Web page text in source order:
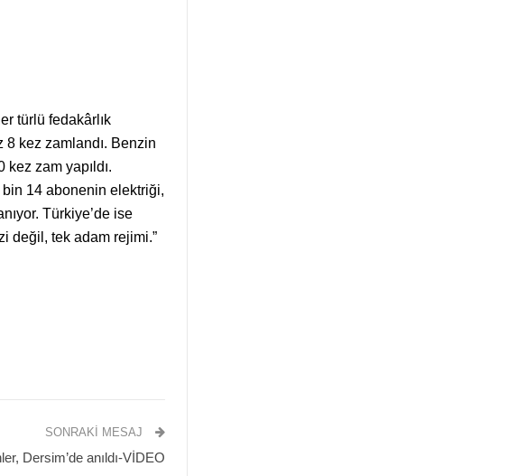
türlü fedakârlık
8 kez zamlandı. Benzin
zam yapıldı.
bin 14 abonenin elektriği,
Türkiye’de ise
değil, tek adam rejimi.”
SONRAKI MESAJ
Dersim’de anıldı-VİDEO